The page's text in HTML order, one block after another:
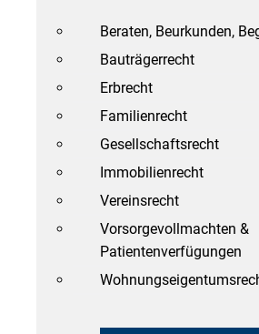
Beraten, Beurkunden,
Bauträgerrecht
Erbrecht
Familienrecht
Gesellschaftsrecht
Immobilienrecht
Vereinsrecht
Vorsorgevollmachten &
Patientenverfügungen